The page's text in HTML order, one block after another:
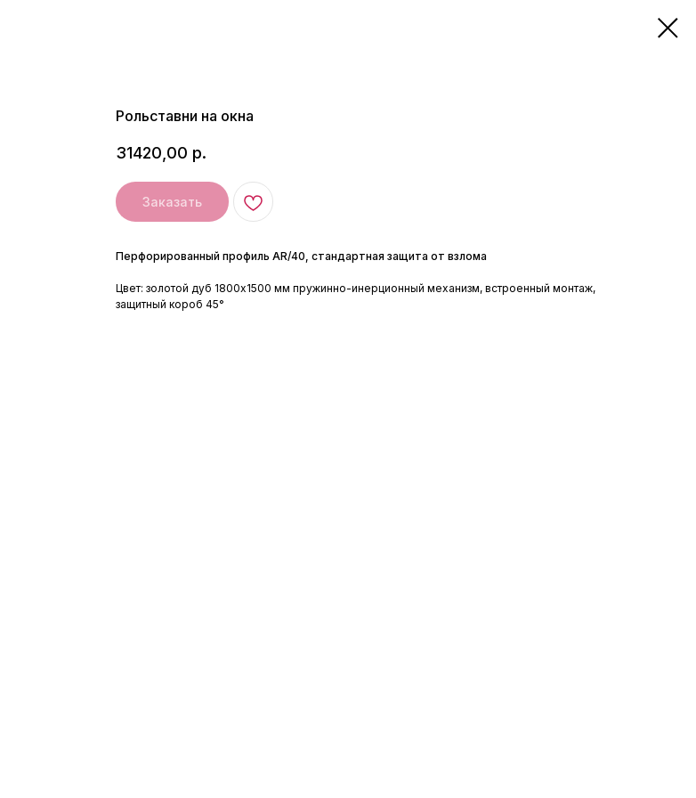
Рольставни на окна
31420,00 р.
Заказать
Перфорированный профиль AR/40, стандартная защита от взлома
Цвет: золотой дуб 1800х1500 мм пружинно-инерционный механизм, встроенный монтаж,
защитный короб 45°